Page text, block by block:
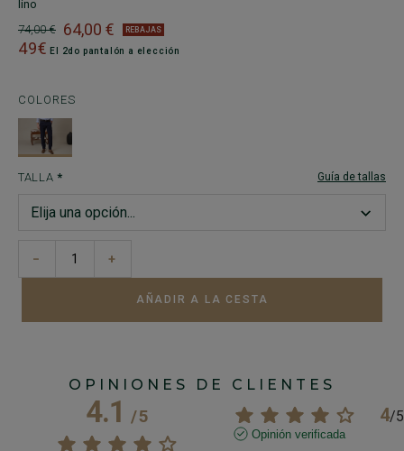
lino
74,00 € 64,00 € REBAJAS
49€ El 2do pantalón a elección
COLORES
TALLA Guía de tallas
− +
AÑADIR A LA CESTA
OPINIONES DE CLIENTES
4.1/5 4/5
Opinión verificada